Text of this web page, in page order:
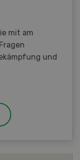
mit am
und